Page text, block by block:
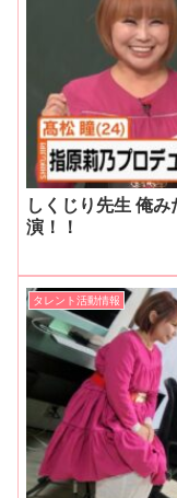
しくじり先生 俺
演！！
タレント活動情報